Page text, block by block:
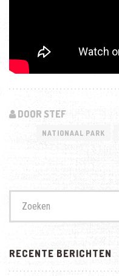
DOOR STEF
NATIONAAL PARK
naar:
RECENTE BERICHTEN